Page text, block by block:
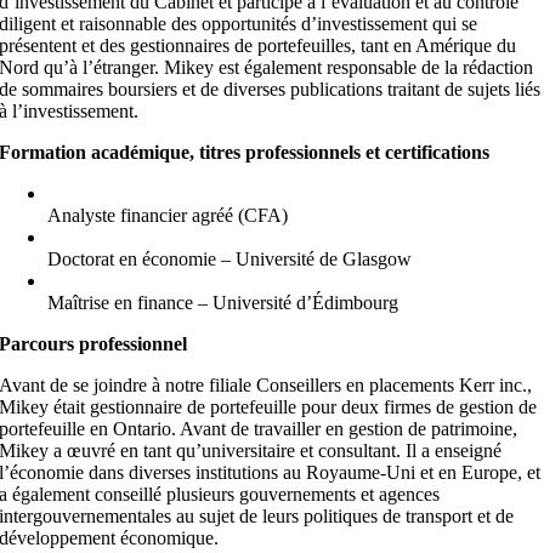
diligent et raisonnable des opportunités d’investissement qui se
présentent et des gestionnaires de portefeuilles, tant en Amérique du
Nord qu’à l’étranger. Mikey est également responsable de la rédaction
de sommaires boursiers et de diverses publications traitant de sujets liés
à l’investissement.
Formation académique, titres professionnels et certifications
Analyste financier agréé (CFA)
Doctorat en économie – Université de Glasgow
Maîtrise en finance – Université d’Édimbourg
Parcours professionnel
Avant de se joindre à notre filiale Conseillers en placements Kerr inc.,
Mikey était gestionnaire de portefeuille pour deux firmes de gestion de
portefeuille en Ontario. Avant de travailler en gestion de patrimoine,
Mikey a œuvré en tant qu’universitaire et consultant. Il a enseigné
l’économie dans diverses institutions au Royaume-Uni et en Europe, et
a également conseillé plusieurs gouvernements et agences
intergouvernementales au sujet de leurs politiques de transport et de
développement économique.